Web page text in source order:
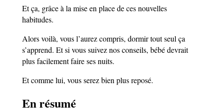
Et ça, grâce à la mise en place de ces nouvelles
habitudes.
Alors voilà, vous l’aurez compris, dormir tout seul ça
s’apprend. Et si vous suivez nos conseils, bébé devrait
plus facilement faire ses nuits.
Et comme lui, vous serez bien plus reposé.
En résumé